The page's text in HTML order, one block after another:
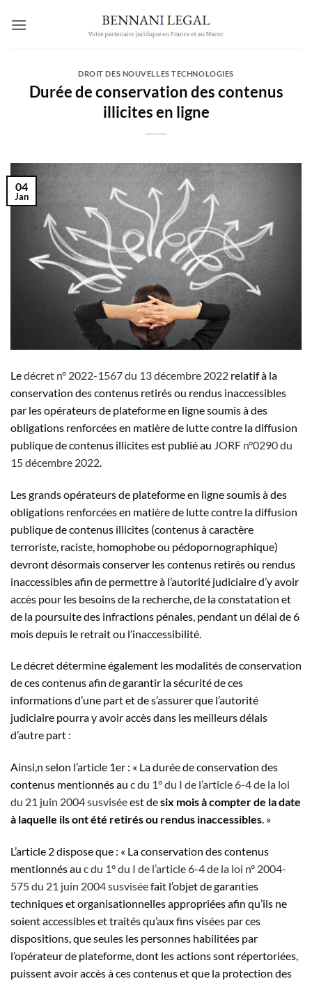
DROIT DES NOUVELLES TECHNOLOGIES
Durée de conservation des contenus
illicites en ligne
04
Jan
Ledécret n° 2022-1567 du 13 décembre 2022 relatif à la
conservation des contenus retirés ou rendus inaccessibles
par les opérateurs de plateforme en ligne soumis à des
obligations renforcées en matière de lutte contre la diffusion
publique de contenus illicites est publié au JORF n°0290 du
15 décembre 2022.
Les grands opérateurs de plateforme en ligne soumis à des
obligations renforcées en matière de lutte contre la diffusion
publique de contenus illicites (contenus à caractère
terroriste, raciste, homophobe ou pédopornographique)
devront désormais conserver les contenus retirés ou rendus
inaccessibles afin de permettre à l’autorité judiciaire d’y avoir
accès pour les besoins de la recherche, de la constatation et
de la poursuite des infractions pénales, pendant un délai de 6
mois depuis le retrait ou l’inaccessibilité.
Le décret détermine également les modalités de conservation
de ces contenus afin de garantir la sécurité de ces
informations d’une part et de s’assurer que l’autorité
judiciaire pourra y avoir accès dans les meilleurs délais
d’autre part :
Ainsi,n selon l’article 1er : « La durée de conservation des
contenus mentionnés au c du 1° du I de l’article 6-4 de la loi
du 21 juin 2004 susviséeest desix mois à compter de la date
à laquelle ils ont été retirés ou rendus inaccessibles. »
L’article 2 dispose que : « La conservation des contenus
mentionnés au c du 1° du I de l’article 6-4 de la loi n° 2004-
575 du 21 juin 2004 susviséefait l’objet de garanties
techniques et organisationnelles appropriées afin qu’ils ne
soient accessibles et traités qu’aux fins visées par ces
dispositions, que seules les personnes habilitées par
l’opérateur de plateforme, dont les actions sont répertoriées,
puissent avoir accès à ces contenus et que la protection des